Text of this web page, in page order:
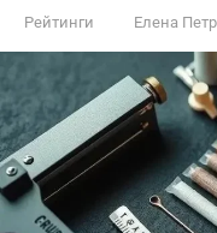
Рейтинги Елена